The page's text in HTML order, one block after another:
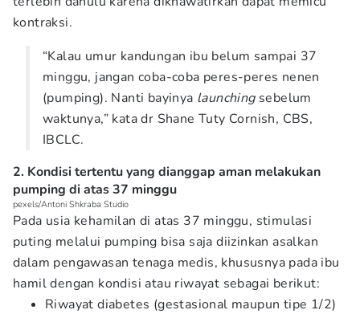
kontraksi.
“Kalau umur kandungan ibu belum sampai 37
minggu, jangan coba-coba peres-peres nenen
(pumping). Nanti bayinya launchingsebelum
waktunya,” kata dr Shane Tuty Cornish, CBS,
IBCLC.
2. Kondisi tertentu yang dianggap aman melakukan
pumping di atas 37 minggu
pexels/Antoni Shkraba Studio
Pada usia kehamilan di atas 37 minggu, stimulasi
puting melalui pumping bisa saja diizinkan asalkan
dalam pengawasan tenaga medis, khususnya pada ibu
hamil dengan kondisi atau riwayat sebagai berikut:
Riwayat diabetes (gestasional maupun tipe 1/2)